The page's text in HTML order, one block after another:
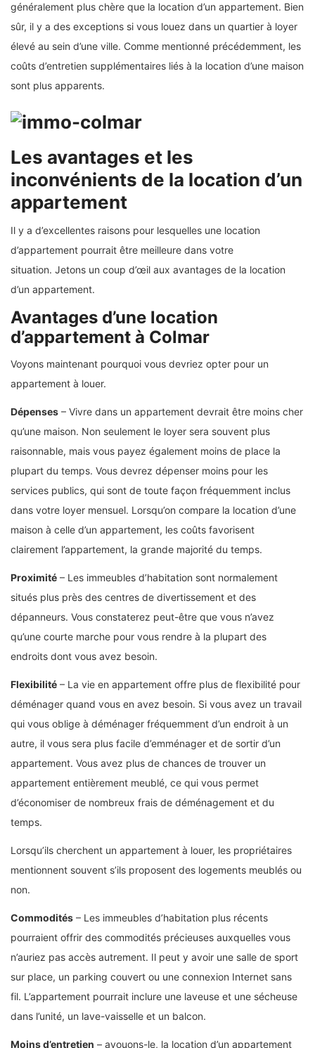
généralement plus chère que la location d’un appartement. Bien
sûr, il y a des exceptions si vous louez dans un quartier à loyer
élevé au sein d’une ville. Comme mentionné précédemment, les
coûts d’entretien supplémentaires liés à la location d’une maison
sont plus apparents.
Les avantages et les
inconvénients de la location d’un
appartement
Il y a d’excellentes raisons pour lesquelles une location
d’appartement pourrait être meilleure dans votre
situation. Jetons un coup d’œil aux avantages de la location
d’un appartement.
Avantages d’une location
d’appartement à Colmar
Voyons maintenant pourquoi vous devriez opter pour un
appartement à louer.
Dépenses – Vivre dans un appartement devrait être moins cher
qu’une maison. Non seulement le loyer sera souvent plus
raisonnable, mais vous payez également moins de place la
plupart du temps. Vous devrez dépenser moins pour les
services publics, qui sont de toute façon fréquemment inclus
dans votre loyer mensuel. Lorsqu’on compare la location d’une
maison à celle d’un appartement, les coûts favorisent
clairement l’appartement, la grande majorité du temps.
Proximité – Les immeubles d’habitation sont normalement
situés plus près des centres de divertissement et des
dépanneurs. Vous constaterez peut-être que vous n’avez
qu’une courte marche pour vous rendre à la plupart des
endroits dont vous avez besoin.
Flexibilité – La vie en appartement offre plus de flexibilité pour
déménager quand vous en avez besoin. Si vous avez un travail
qui vous oblige à déménager fréquemment d’un endroit à un
autre, il vous sera plus facile d’emménager et de sortir d’un
appartement. Vous avez plus de chances de trouver un
appartement entièrement meublé, ce qui vous permet
d’économiser de nombreux frais de déménagement et du
temps.
Lorsqu’ils cherchent un appartement à louer, les propriétaires
mentionnent souvent s’ils proposent des logements meublés ou
non.
Commodités – Les immeubles d’habitation plus récents
pourraient offrir des commodités précieuses auxquelles vous
n’auriez pas accès autrement. Il peut y avoir une salle de sport
sur place, un parking couvert ou une connexion Internet sans
fil. L’appartement pourrait inclure une laveuse et une sécheuse
dans l’unité, un lave-vaisselle et un balcon.
Moins d’entretien – avouons-le, la location d’un appartement